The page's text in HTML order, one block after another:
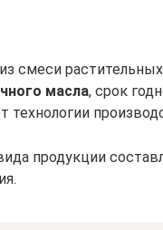
смеси
масла, срок
технологии
продукции